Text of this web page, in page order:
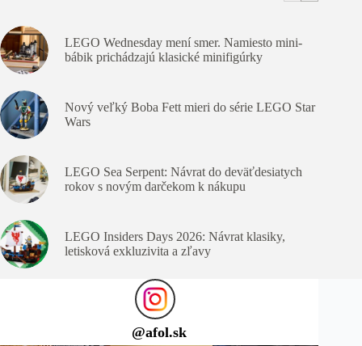
LEGO Wednesday mení smer. Namiesto mini-
bábik prichádzajú klasické minifigúrky
Nový veľký Boba Fett mieri do série LEGO Star
Wars
LEGO Sea Serpent: Návrat do deväťdesiatych
rokov s novým darčekom k nákupu
LEGO Insiders Days 2026: Návrat klasiky,
letisková exkluzivita a zľavy
@afol.sk